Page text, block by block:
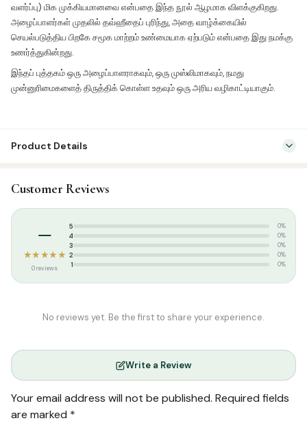
வளர்ப்பு) மிக முக்கியமானவை என்பதை இந்த நூல் ஆழமாக விளக்குகிறது.
அழைப்பாளர்கள் முதலில் தவ்ஹீதைப் புரிந்து, அதை வாழ்க்கையில்
செயல்படுத்திய பிறகே சமூக மாற்றம் உண்மையாக ஏற்படும் என்பதை இது நமக்கு
உணர்த்துகின்றது.
இந்தப் புத்தகம் ஒரு அழைப்பாளராகவும், ஒரு முஸ்லிமாகவும், நமது
முன்னுரிமைகளைத் திருத்திக் கொள்ள உதவும் ஒரு அரிய வழிகாட்டியாகும்.
Product Details
Categories: Aqeedah,Tamil Islamic Books
Tags:
Customer Reviews
–
★★★★★
0 reviews
5 0%
4 0%
3 0%
2 0%
1 0%
No reviews yet. Be the first to share your experience.
Write a Review
Your email address will not be published. Required fields
are marked *